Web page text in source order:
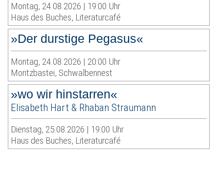
Montag, 24.08.2026 | 19:00 Uhr
Haus des Buches, Literaturcafé
»Der durstige Pegasus«
Montag, 24.08.2026 | 20:00 Uhr
Moritzbastei, Schwalbennest
»wo wir hinstarren«
Elisabeth Hart & Rhaban Straumann
Dienstag, 25.08.2026 | 19:00 Uhr
Haus des Buches, Literaturcafé